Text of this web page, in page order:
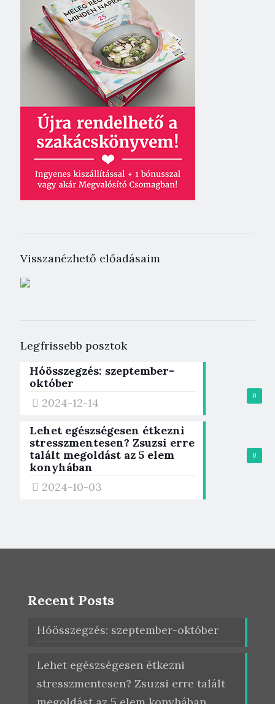
Visszanézhető előadásaim
Legfrissebb posztok
0
Hóösszegzés: szeptember-
október
2024-12-14
0
Lehet egészségesen étkezni
stresszmentesen? Zsuzsi erre
talált megoldást az 5 elem
konyhában
2024-10-03
Recent Posts
Hóösszegzés: szeptember-október
Lehet egészségesen étkezni
stresszmentesen? Zsuzsi erre talált